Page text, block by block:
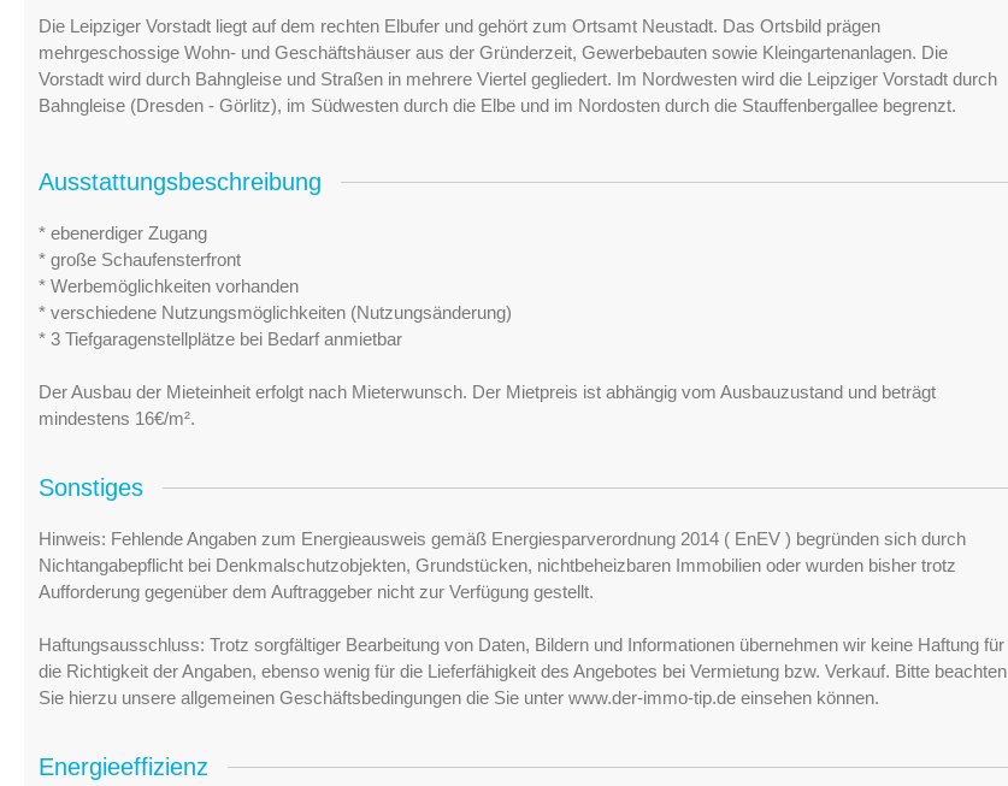
Die Leipziger Vorstadt liegt auf dem rechten Elbufer und gehört zum Ortsamt Neustadt. Das Ortsbild prägen
mehrgeschossige Wohn- und Geschäftshäuser aus der Gründerzeit, Gewerbebauten sowie Kleingartenanlagen. Die
Vorstadt wird durch Bahngleise und Straßen in mehrere Viertel gegliedert. Im Nordwesten wird die Leipziger Vorstadt durch
Bahngleise (Dresden - Görlitz), im Südwesten durch die Elbe und im Nordosten durch die Stauffenbergallee begrenzt.
Ausstattungsbeschreibung
* ebenerdiger Zugang
* große Schaufensterfront
* Werbemöglichkeiten vorhanden
* verschiedene Nutzungsmöglichkeiten (Nutzungsänderung)
* 3 Tiefgaragenstellplätze bei Bedarf anmietbar
Der Ausbau der Mieteinheit erfolgt nach Mieterwunsch. Der Mietpreis ist abhängig vom Ausbauzustand und beträgt
mindestens 16€/m².
Sonstiges
Hinweis: Fehlende Angaben zum Energieausweis gemäß Energiesparverordnung 2014 ( EnEV ) begründen sich durch
Nichtangabepflicht bei Denkmalschutzobjekten, Grundstücken, nichtbeheizbaren Immobilien oder wurden bisher trotz
Aufforderung gegenüber dem Auftraggeber nicht zur Verfügung gestellt.
Haftungsausschluss: Trotz sorgfältiger Bearbeitung von Daten, Bildern und Informationen übernehmen wir keine Haftung für
die Richtigkeit der Angaben, ebenso wenig für die Lieferfähigkeit des Angebotes bei Vermietung bzw. Verkauf. Bitte beachten
Sie hierzu unsere allgemeinen Geschäftsbedingungen die Sie unter www.der-immo-tip.de einsehen können.
Energieeffizienz